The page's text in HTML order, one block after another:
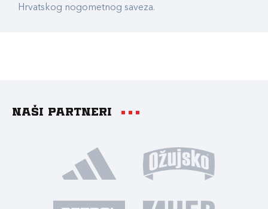
Hrvatskog nogometnog saveza.
Naši partneri